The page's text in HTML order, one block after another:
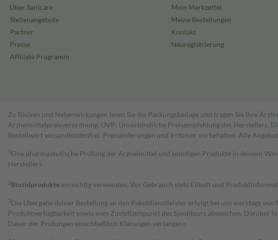
Über Sanicare
Stellenangebote
Partner
Presse
Affiliate Programm
Mein Merkzettel
Meine Bestellungen
Kontakt
Neuregistrierung
Zu Risiken und Nebenwirkungen lesen Sie die Packungsbeilage und fragen Sie Ihre
Arzneimittelpreisverordnung. UVP: Unverbindliche Preisempfehlung des Herstellers.
Bestell­wert versand­kosten­frei. Preisänderungen und Irrtümer vorbehalten. Alle
1 Eine pharmazeutische Prüfung der Arzneimittel und sonstigen Produkte in deinem
Herstellers.
2Biozidproduktevorsichtig verwenden. Vor Gebrauch stets Etikett und
3Die Übergabe deiner Bestellung an den Paketdienstleister erfolgt bei uns werktags
Produktverfügbarkeit sowie vom Zustellzeitpunkt des Spediteurs abweichen. Darüber
Dauer der Prüfungen einschließlich Klärungen verlängern.